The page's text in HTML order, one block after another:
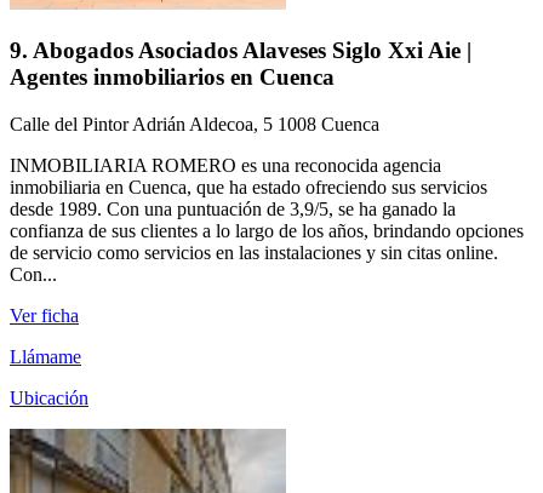
9. Abogados Asociados Alaveses Siglo Xxi Aie |
Agentes inmobiliarios en Cuenca
Calle del Pintor Adrián Aldecoa, 5 1008 Cuenca
INMOBILIARIA ROMERO es una reconocida agencia
inmobiliaria en Cuenca, que ha estado ofreciendo sus servicios
desde 1989. Con una puntuación de 3,9/5, se ha ganado la
confianza de sus clientes a lo largo de los años, brindando opciones
de servicio como servicios en las instalaciones y sin citas online.
Con...
Ver ficha
Llámame
Ubicación